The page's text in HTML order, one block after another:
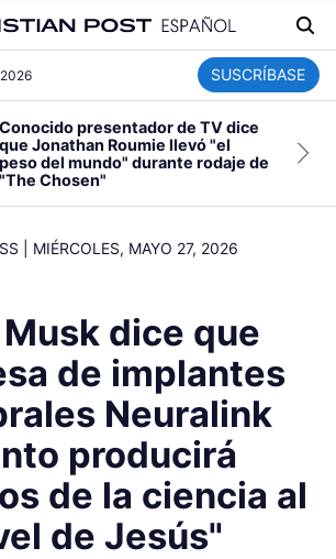
SUSCRÍBASE
Conocido presentador de TV dice
que Jonathan Roumie llevó "el
peso del mundo" durante rodaje de
"The Chosen"
MIÉRCOLES, MAYO 27, 2026
Musk dice que
de implantes
Neuralink
producirá
de la ciencia al
de Jesús"